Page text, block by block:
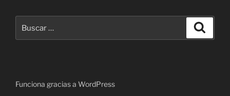
por:
Funciona gracias a WordPress